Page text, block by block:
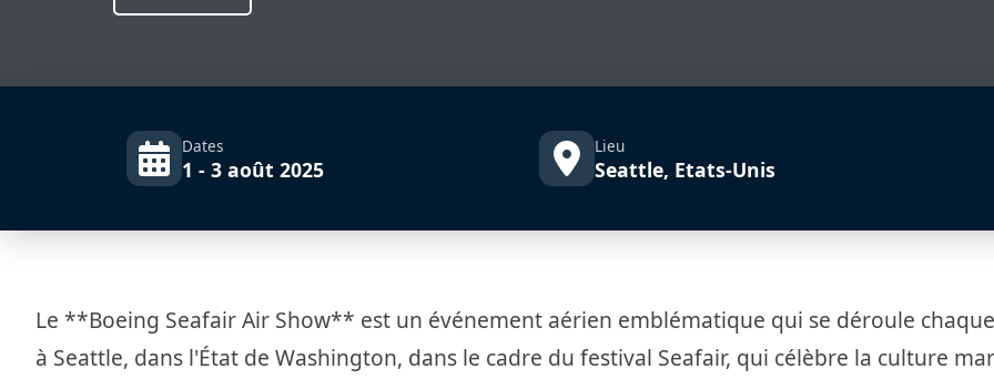
Dates
1 - 3 août 2025
Lieu
Seattle, Etats-Unis
Le **Boeing Seafair Air Show** est un événement aérien emblématique qui se déroule
à Seattle, dans l'État de Washington, dans le cadre du festival Seafair, qui célèbre la culture